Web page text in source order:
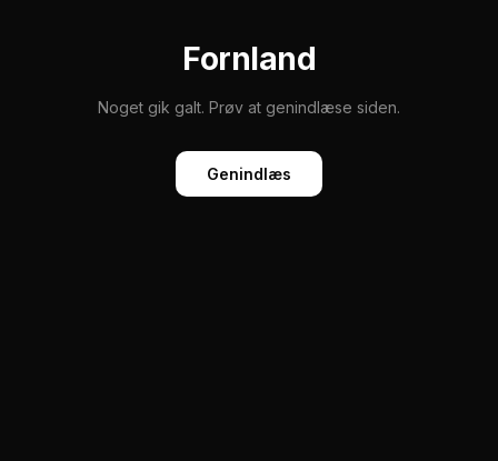
Fornland
Noget gik galt. Prøv at genindlæse siden.
Genindlæs